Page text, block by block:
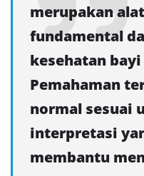
merupakan
fundamental
kesehatan
Pemahaman
normal sesuai
interpretasi
membantu